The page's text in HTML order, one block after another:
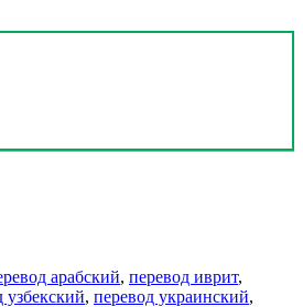
арабский, перевод иврит,
узбекский, перевод украинский,